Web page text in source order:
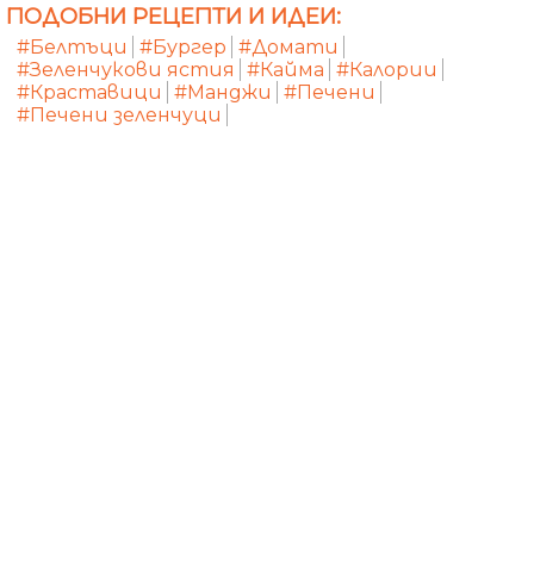
ПОДОБНИ РЕЦЕПТИ И ИДЕИ:
#Белтъци #Бургер #Домати
#Зеленчукови ястия
#Кайма #Калории
#Краставици
#Манджи
#Печени
#Печени зеленчуци